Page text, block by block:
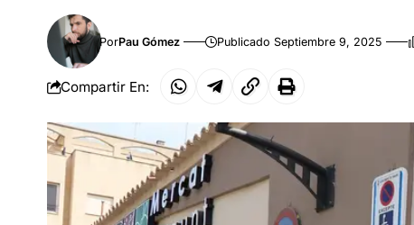
PorPau Gómez Publicado Septiembre 9, 2025
Compartir En: